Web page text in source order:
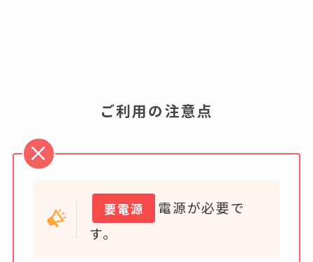
ご利用の注意点
要電源
電源が必要で
す。